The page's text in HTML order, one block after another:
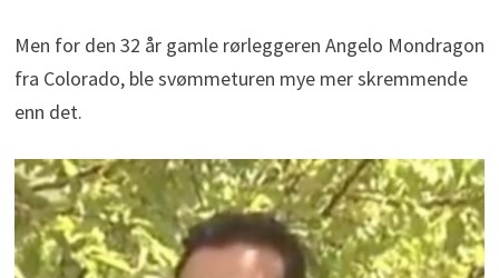
Men for den 32 år gamle rørleggeren Angelo Mondragon
fra Colorado, ble svømmeturen mye mer skremmende
enn det.